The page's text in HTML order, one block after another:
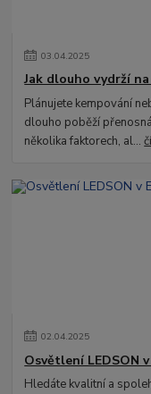
03.04.2025
Jak dlouho vydrží
Plánujete kempování
dlouho poběží
několika faktorech, al...
02.04.2025
Osvětlení LEDSON
Hledáte kvalitní a